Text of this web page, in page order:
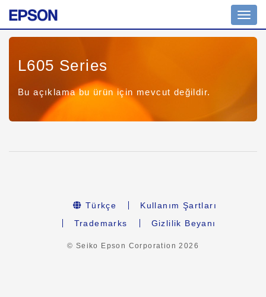
L605 Series
Bu açıklama bu ürün için mevcut değildir.
Türkçe
Kullanım Şartları
Trademarks
Gizlilik Beyanı
© Seiko Epson Corporation2026